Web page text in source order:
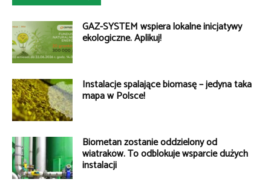
GAZ-SYSTEM wspiera lokalne inicjatywy
ekologiczne. Aplikuj!
Instalacje spalające biomasę – jedyna taka
mapa w Polsce!
Biometan zostanie oddzielony od
wiatraków. To odblokuje wsparcie dużych
instalacji